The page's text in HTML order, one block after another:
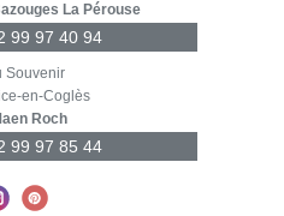
La Pérouse
99 97 40 94
Souvenir
en-Coglès
Roch
99 97 85 44